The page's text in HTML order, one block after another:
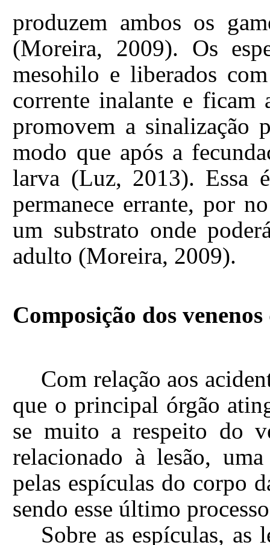
produzem ambos os
(Moreira, 2009). Os
mesohilo e liberados
corrente inalante e ficam
promovem a sinalização
modo que após a
larva (Luz, 2013). Essa
permanece errante, por
um substrato onde
adulto (Moreira, 2009).
Composição dos
Com relação aos
que o principal órgão
se muito a respeito do
relacionado à lesão,
pelas espículas do corpo
sendo esse último
Sobre as espículas, as